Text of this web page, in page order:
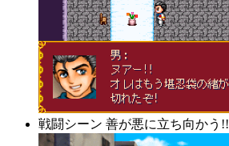
戦闘シーン 善が悪に立ち向かう!!